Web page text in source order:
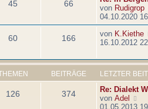
45 66
von Rudigrop
04.10.2020
60 166 von K.Kiethe
16.10.2012
BEITRÄGE LETZTER
126 374
Re: Dialekt
von Adel
e
01.05.2013